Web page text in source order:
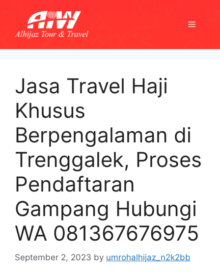
content
Menu
Jasa Travel Haji
Khusus
Berpengalaman di
Trenggalek, Proses
Pendaftaran
Gampang Hubungi
WA 081367676975
September 2, 2023 by umrohalhijaz_n2k2bb